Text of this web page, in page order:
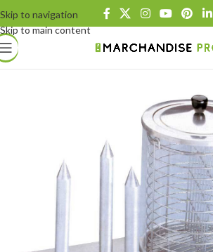
Skip to navigation
Skip to main content